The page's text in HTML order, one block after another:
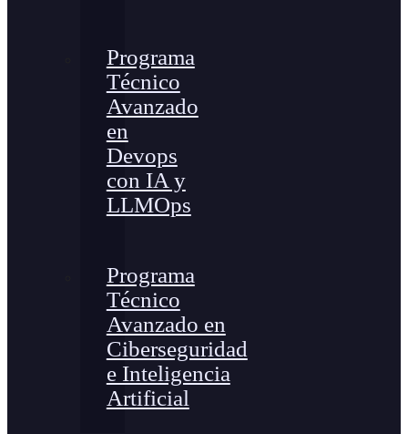
Programa
Técnico
Avanzado
en
Devops
con IA y
LLMOps
Programa
Técnico
Avanzado en
Ciberseguridad
e Inteligencia
Artificial